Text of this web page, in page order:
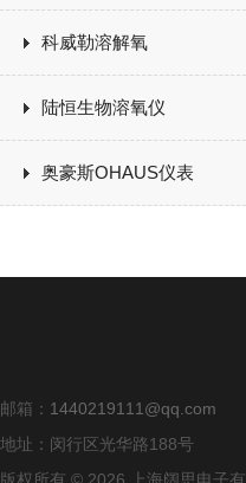
科威勒溶解氧
陆恒生物溶氧仪
奥豪斯OHAUS仪表
邮箱： 1440219111@qq.com
地址：闵行区光华路188号